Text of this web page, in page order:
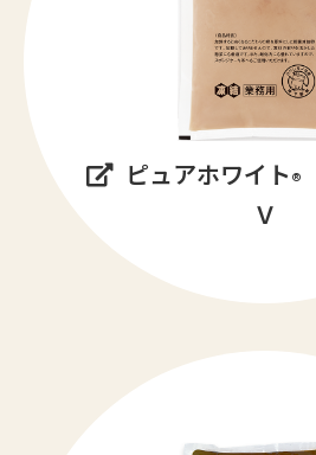
ピュアホワイト®
Ｖ